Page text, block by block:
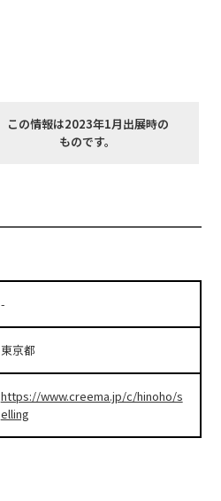
この情報は2023年1月出展時の
ものです。
-
東京都
https://www.creema.jp/c/hinoho/s
elling